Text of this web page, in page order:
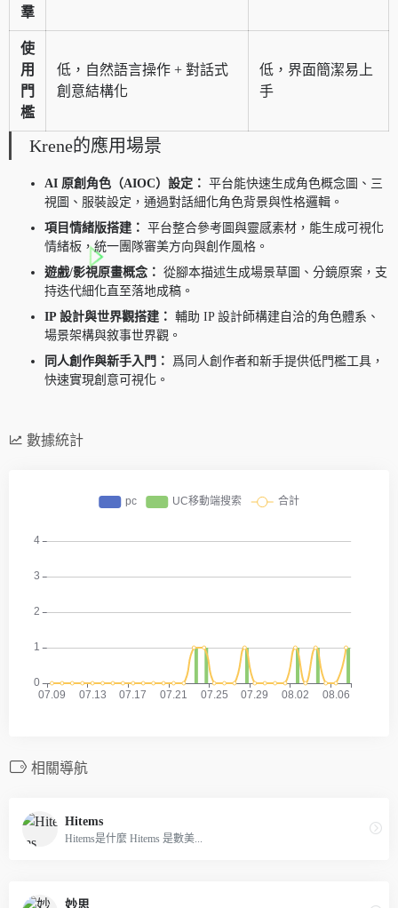
羣
使
用
門
檻
低，自然語言操作 + 對話式
創意結構化
低，界面簡潔易上
手
Krene的應用場景
AI 原創角色（AIOC）設定： 平台能快速生成角色概念圖、三
視圖、服裝設定，通過對話細化角色背景與性格邏輯。
項目情緒版搭建： 平台整合參考圖與靈感素材，能生成可視化
情緒板，統一團隊審美方向與創作風格。
遊戲/影視原畫概念： 從腳本描述生成場景草圖、分鏡原案，支
持迭代細化直至落地成稿。
IP 設計與世界觀搭建： 輔助 IP 設計師構建自洽的角色體系、
場景架構與敘事世界觀。
同人創作與新手入門：
爲同人創作者和新手提供低門檻工具，
快速實現創意可視化。
數據統計
相關導航
Hitems
Hitems是什麼 Hitems 是數美...
妙思